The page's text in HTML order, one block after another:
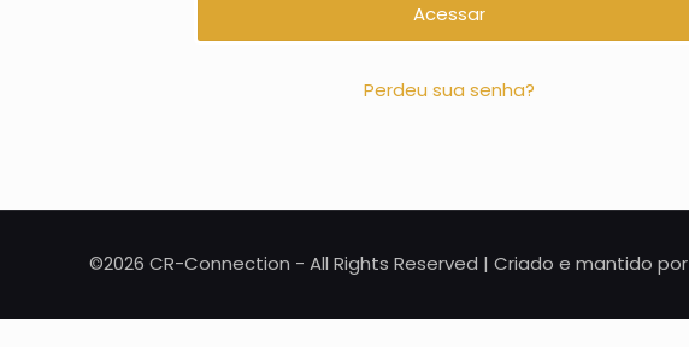
Acessar
Perdeu sua senha?
©2026 CR-Connection - All Rights Reserved | Criado e mantido por